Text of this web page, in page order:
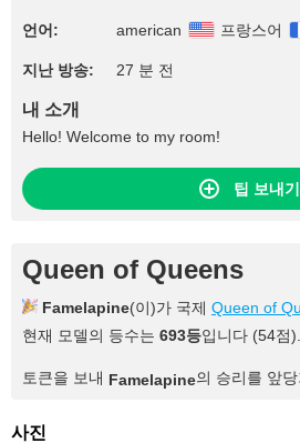
언어: american 프랑스어
지난 방송: 27 분 전
내 소개
Hello! Welcome to my room!
팁 보내기
Queen of Queens
Famelapine(이)가 국제 Queen of
현재 모델의 등수는 693등입니다 (54점).
토큰을 보내 Famelapine의 승리를 앞당
사진